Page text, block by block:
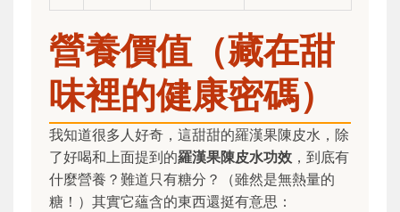
營養價值（藏在甜
味裡的健康密碼）
我知道很多人好奇，這甜甜的羅漢果陳皮水，除
了好喝和上面提到的羅漢果陳皮水功效 ，到底有
什麼營養？難道只有糖分？（雖然是無熱量的
糖！）其實它蘊含的東西還挺有意思：